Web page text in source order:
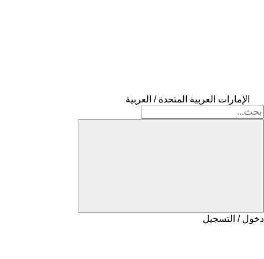
الإمارات العربية المتحدة / العربية
دخول / التسجيل